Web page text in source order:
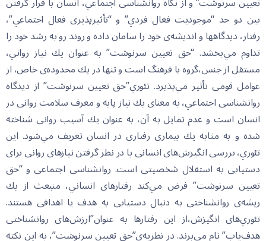
بين دو حد “موجوديت فعال فردي” و “تأثيرپذيرى فعال اجتماعي”،
رفتار، ديدگاهها و انديشه‌ى خود را سامان داده و روند رو به رشد خود را
تداوم مي‌بخشد. “حق تعيين سرنوشت” به عنوان يك نياز رواني،
مستقل از جنس،گروه يا فرهنگ است و تنها در يك محدوده‌ى خاص، از
عوامل قومى تأثير مي‌پذيرد. تئوري”حق تعيين سرنوشت” از ديدگاه
روانشناسى اجتماعي، به معناى يك نياز پايه و معرف سلامت روانى در
انسان است و عدم تمايل به آن، به عنوان يك آسيب روانى شناخته
شده و به مثابه يك بيمارى رفتارى در انسان تعريف مي‌‌شود. اين
تئوري، بررسى انگيزش‌هاى انسانى با در نظر گرفتن نيازهاى روانى براى
دستيابى به استقلال شخصيتى است. روانشناسى اجتماعى و “حق
تعيين سرنوشت” فرض مي‌كند رفتارهاى انساني، منبعث از يك
ريشه‌ى روانشناختى به دنبال دستيابى به هدف يا اهدافى هستند.
تئوري‌هاى انگيزش،از اين رفتارها به عنوان”ارزش‌هاى روانشناختى
هدف‌ياب” نام مي‌برند. در نظريه‌ي”حق تعيين سرنوشت”، به اين نكته